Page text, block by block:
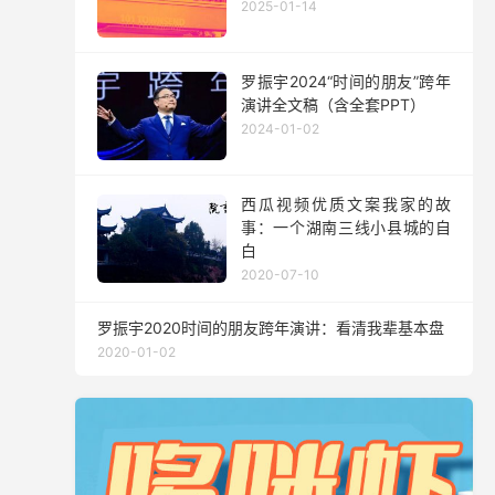
2025-01-14
罗振宇2024“时间的朋友”跨年
演讲全文稿（含全套PPT）
2024-01-02
西瓜视频优质文案我家的故
事：一个湖南三线小县城的自
白
2020-07-10
罗振宇2020时间的朋友跨年演讲：看清我辈基本盘
2020-01-02